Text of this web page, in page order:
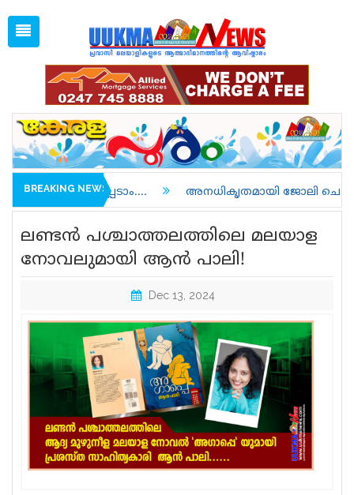
1 GBP =
128.06
Latest News
Associations
Spiritual
UK NEWS
World
Movies
Sports
Classifieds
Law
Open
Menu
BREAKING NEWSഅനധികൃതമായി ജോലി ചെയ്തതിന്
ലണ്ടൻ പശ്ചാത്തലത്തിലെ മലയാള
നോവലുമായി ആൻ പാലി!
Dec 13, 2024